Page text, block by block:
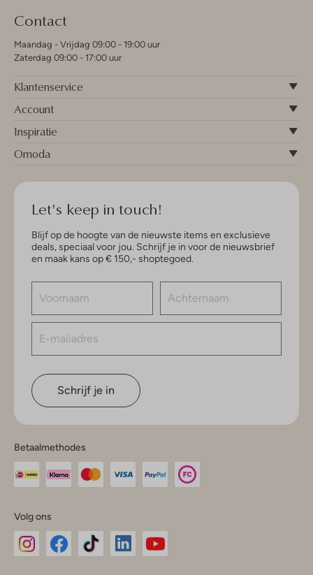
Contact
Maandag - Vrijdag 09:00 - 19:00 uur
Zaterdag 09:00 - 17:00 uur
Klantenservice
Account
Inspiratie
Omoda
Let's keep in touch!
Blijf op de hoogte van de nieuwste items en exclusieve
deals, speciaal voor jou. Schrijf je in voor de nieuwsbrief
en maak kans op € 150,- shoptegoed.
Schrijf je in
Betaalmethodes
Volg ons